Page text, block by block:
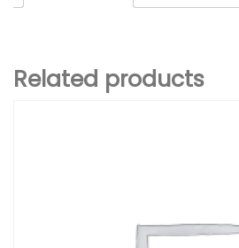
Related products